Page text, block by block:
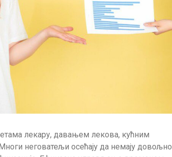
лекару, давањем лекова, кућним
неговатељи осећају да немају довољно